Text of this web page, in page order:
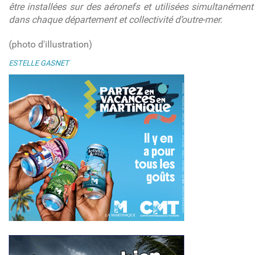
être installées sur des aéronefs et utilisées simultanément
dans chaque département et collectivité d’outre-mer.
(photo d'illustration)
ESTELLE GASNET